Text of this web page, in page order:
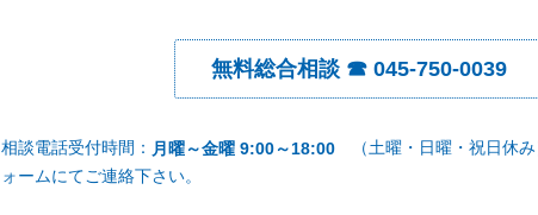
無料総合相談 ☎ 045-750-0039
相談電話受付時間： 月曜～金曜 9:00～18:00
（土曜・日曜・祝日休
ォームにてご連絡下さい。